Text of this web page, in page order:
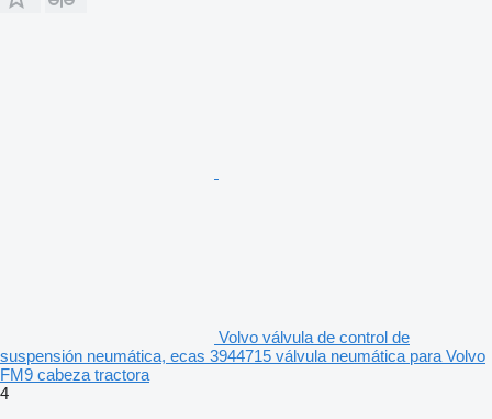
Volvo válvula de control de
suspensión neumática, ecas 3944715 válvula neumática para Volvo
FM9 cabeza tractora
4